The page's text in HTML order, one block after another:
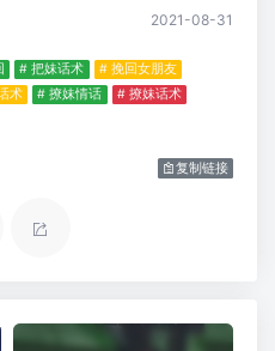
2021-08-31
# 把妹话术
# 挽回女朋友
术 # 撩妹情话
# 撩妹话术
复制链接